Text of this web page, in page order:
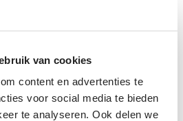
van cookies
content en advertenties te
voor social media te bieden
te analyseren. Ook delen we